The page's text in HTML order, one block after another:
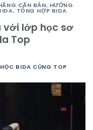
CĂN BẢN, HƯỚNG
, TỔNG HỢP BIDA
với lớp học sơ
Top
HỌC BIDA CÙNG TOP